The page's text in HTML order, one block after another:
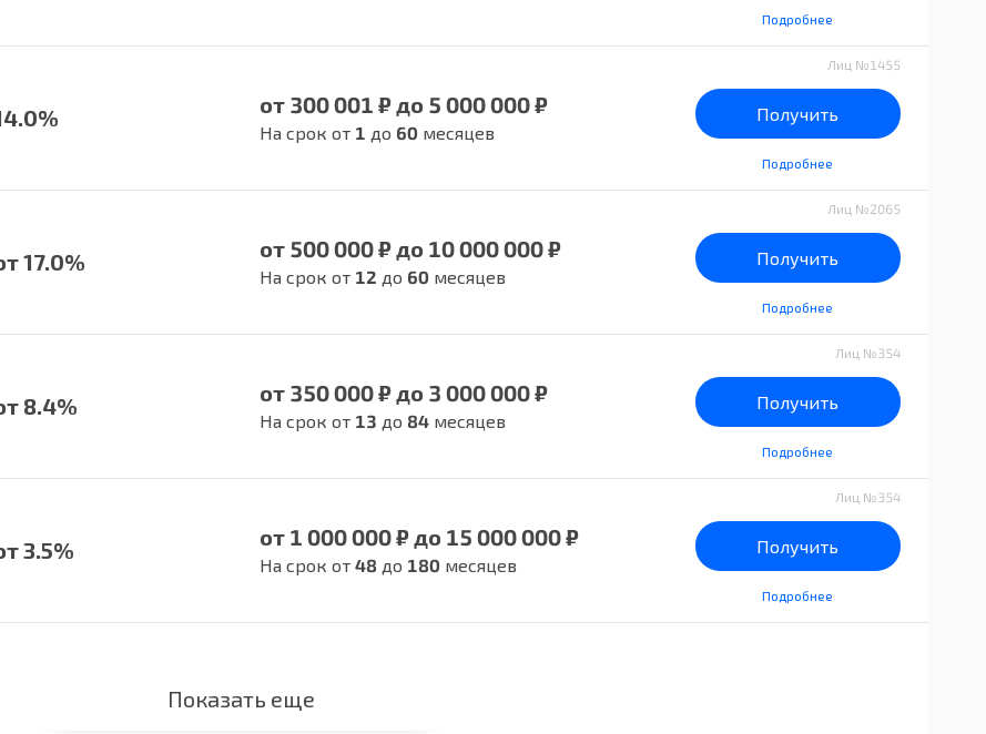
Подробнее
от 300 001 ₽ до 5 000 000 ₽
На срок от 1 до 60месяцев
Лиц №1455
Получить
Подробнее
17.0% от 500 000 ₽ до 10 000 000 ₽
На срок от 12 до 60месяцев
Лиц №2065
Получить
Подробнее
8.4% от 350 000 ₽ до 3 000 000 ₽
На срок от 13 до 84месяцев
Лиц №354
Получить
Подробнее
3.5% от 1 000 000 ₽ до 15 000 000 ₽
На срок от 48 до 180месяцев
Лиц №354
Получить
Подробнее
Показать еще